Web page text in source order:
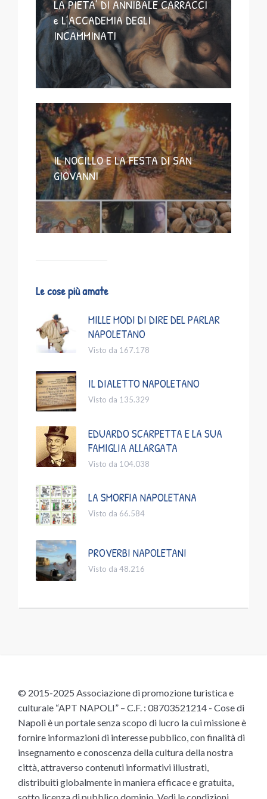
LA PIETA’ DI ANNIBALE CARRACCI
e L’ACCADEMIA DEGLI
INCAMMINATI
IL NOCILLO E LA FESTA DI SAN
GIOVANNI
Le cose più amate
MILLE MODI DI DIRE DEL PARLAR
NAPOLETANO
Visto da 167.178
IL DIALETTO NAPOLETANO
Visto da 135.329
EDUARDO SCARPETTA E LA SUA
FAMIGLIA ALLARGATA
Visto da 104.038
LA SMORFIA NAPOLETANA
Visto da 66.584
PROVERBI NAPOLETANI
Visto da 48.216
© 2015-2025 Associazione di promozione turistica e
culturale “APT NAPOLI” – C.F. : 08703521214 - Cose di
Napoli è un portale senza scopo di lucro la cui missione è
fornire informazioni di interesse pubblico, con finalità di
insegnamento e conoscenza della cultura della nostra
città, attraverso contenuti informativi illustrati,
distribuiti globalmente in maniera efficace e gratuita,